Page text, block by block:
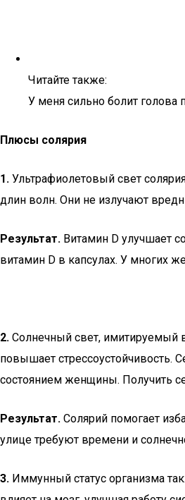
Читайте также:
У меня сильно болит голова
Плюсы солярия
1. Ультрафиолетовый свет
длин волн. Они не излучают
Результат. Витамин D улучшает
витамин D в капсулах. У многих
2. Солнечный свет, имитируемый
повышает стрессоустойчивость.
состоянием женщины. Получить
Результат. Солярий помогает
улице требуют времени и
3. Иммунный статус организма